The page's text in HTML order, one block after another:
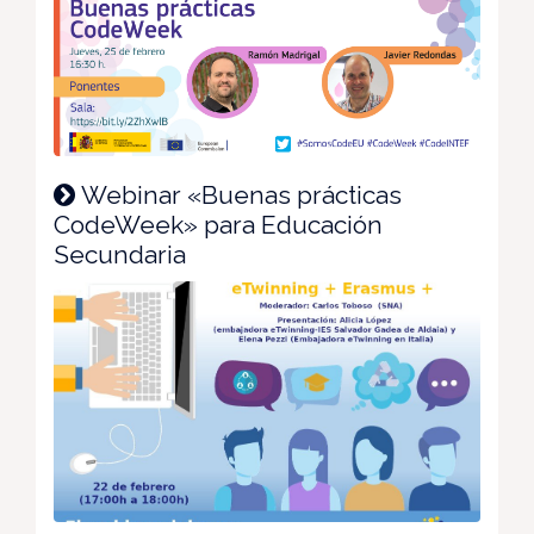
Webinar «Buenas prácticas
CodeWeek» para Educación
Secundaria